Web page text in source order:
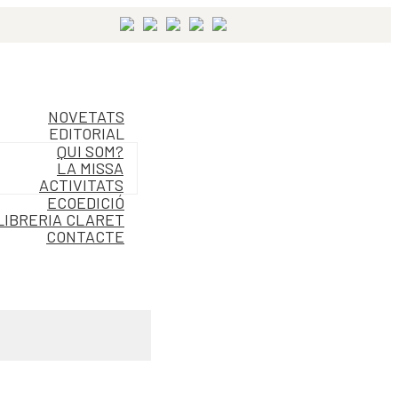
NOVETATS
EDITORIAL
QUI SOM?
LA MISSA
ACTIVITATS
ECOEDICIÓ
CLARET
CONTACTE